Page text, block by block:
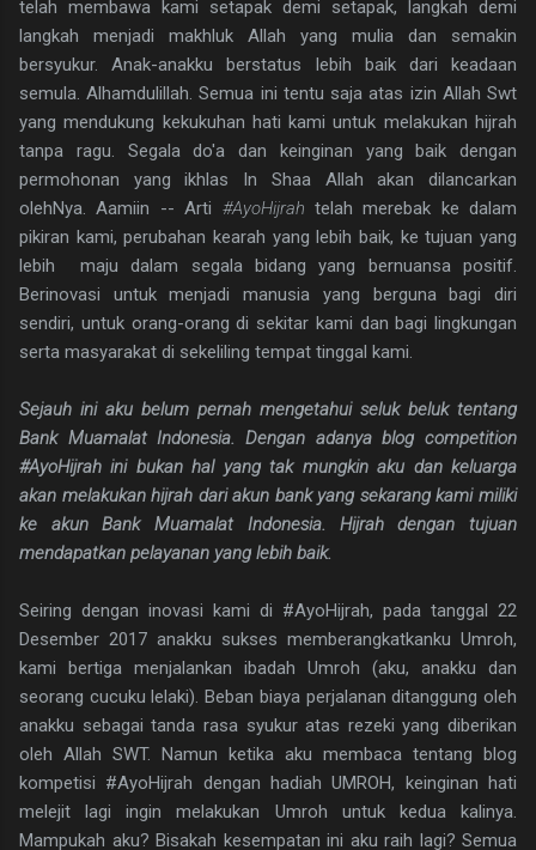
telah membawa kami setapak demi setapak, langkah demi
langkah menjadi makhluk Allah yang mulia dan semakin
bersyukur. Anak-anakku berstatus lebih baik dari keadaan
semula. Alhamdulillah. Semua ini tentu saja atas izin Allah Swt
yang mendukung kekukuhan hati kami untuk melakukan hijrah
tanpa ragu. Segala do'a dan keinginan yang baik dengan
permohonan yang ikhlas In Shaa Allah akan dilancarkan
olehNya. Aamiin -- Arti #AyoHijrah telah merebak ke dalam
pikiran kami, perubahan kearah yang lebih baik, ke tujuan yang
lebih maju dalam segala bidang yang bernuansa positif.
Berinovasi untuk menjadi manusia yang berguna bagi diri
sendiri, untuk orang-orang di sekitar kami dan bagi lingkungan
serta masyarakat di sekeliling tempat tinggal kami.
Sejauh ini aku belum pernah mengetahui seluk beluk tentang
Bank Muamalat Indonesia. Dengan adanya blog competition
#AyoHijrah ini bukan hal yang tak mungkin aku dan keluarga
akan melakukan hijrah dari akun bank yang sekarang kami miliki
ke akun Bank Muamalat Indonesia. Hijrah dengan tujuan
mendapatkan pelayanan yang lebih baik.
Seiring dengan inovasi kami di #AyoHijrah, pada tanggal 22
Desember 2017 anakku sukses memberangkatkanku Umroh,
kami bertiga menjalankan ibadah Umroh (aku, anakku dan
seorang cucuku lelaki). Beban biaya perjalanan ditanggung oleh
anakku sebagai tanda rasa syukur atas rezeki yang diberikan
oleh Allah SWT. Namun ketika aku membaca tentang blog
kompetisi #AyoHijrah dengan hadiah UMROH, keinginan hati
melejit lagi ingin melakukan Umroh untuk kedua kalinya.
Mampukah aku? Bisakah kesempatan ini aku raih lagi? Semua